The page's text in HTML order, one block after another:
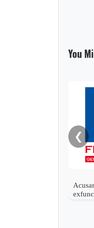
You
❮